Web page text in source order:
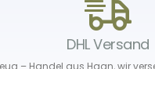
DHL Versand
– Handel aus Haan, wir